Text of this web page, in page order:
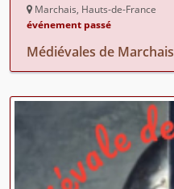
Marchais, Hauts-de-France
événement passé
Médiévales de Marchais